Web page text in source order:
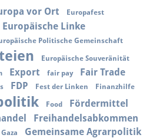
vor Ort Europafest
Europäische Linke
Politische Gemeinschaft
Europäische Souveränität
Export fair pay
Fair Trade
FDP Fest der Linken Finanzhilfe
Food Fördermittel
Freihandelsabkommen
Gaza Gemeinsame Agrarpolitik